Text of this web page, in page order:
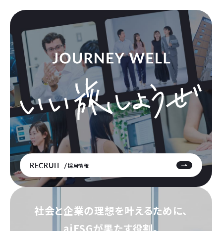
RECRUIT 採用情報
社会と企業の理想を叶えるために、